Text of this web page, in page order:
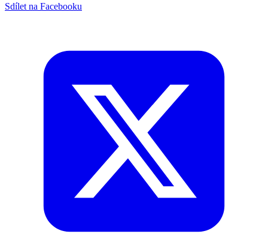
Sdílet na Facebooku